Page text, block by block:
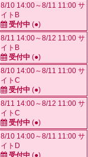
8/10 14:00～8/11 11:00 サ
イトB
受付中 (●)
8/11 14:00～8/12 11:00 サ
イトB
受付中 (●)
8/10 14:00～8/11 11:00 サ
イトC
受付中 (●)
8/11 14:00～8/12 11:00 サ
イトC
受付中 (●)
8/10 14:00～8/11 11:00 サ
イトD
受付中 (●)